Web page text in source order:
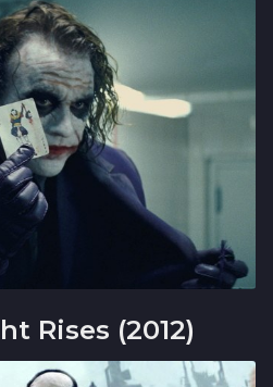
Rises (2012)